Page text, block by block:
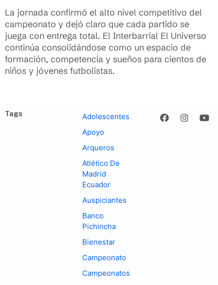
La jornada confirmó el alto nivel competitivo del
campeonato y dejó claro que cada partido se
juega con entrega total. El Interbarrial El Universo
continúa consolidándose como un espacio de
formación, competencia y sueños para cientos de
niños y jóvenes futbolistas.
Tags
Adolescentes
Apoyo
Arqueros
Atlético De
Madrid
Ecuador
Auspiciantes
Banco
Pichincha
Bienestar
Campeonato
Campeonatos